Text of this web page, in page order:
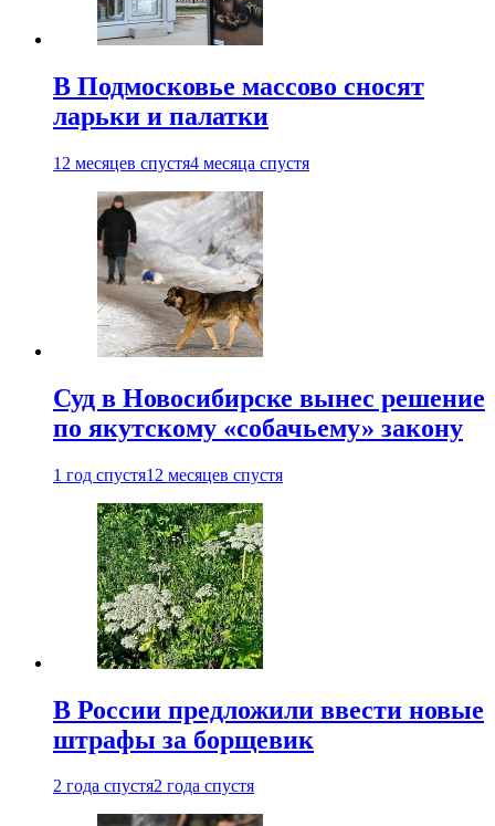
В Подмосковье массово сносят
ларьки и палатки
12 месяцев спустя4 месяца спустя
Суд в Новосибирске вынес решение
по якутскому «собачьему» закону
1 год спустя12 месяцев спустя
В России предложили ввести новые
штрафы за борщевик
2 года спустя2 года спустя